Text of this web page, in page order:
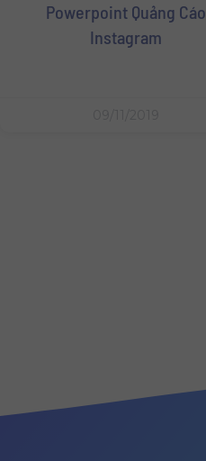
Powerpoint Quảng Cáo
Instagram